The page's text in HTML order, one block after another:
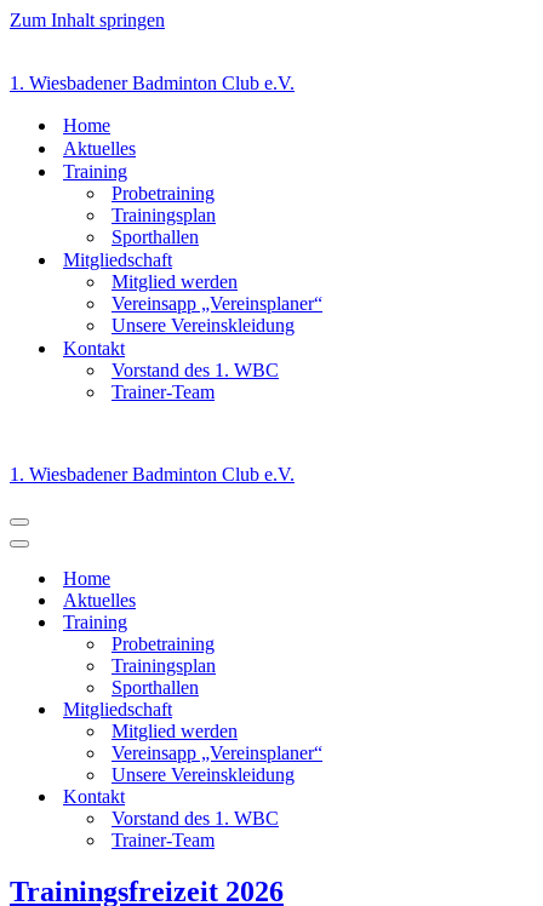
Zum Inhalt springen
1. Wiesbadener Badminton Club e.V.
Home
Aktuelles
Training
Probetraining
Trainingsplan
Sporthallen
Mitgliedschaft
Mitglied werden
Vereinsapp „Vereinsplaner“
Unsere Vereinskleidung
Kontakt
Vorstand des 1. WBC
Trainer-Team
1. Wiesbadener Badminton Club e.V.
Navigationsmenü
Navigationsmenü
Home
Aktuelles
Training
Probetraining
Trainingsplan
Sporthallen
Mitgliedschaft
Mitglied werden
Vereinsapp „Vereinsplaner“
Unsere Vereinskleidung
Kontakt
Vorstand des 1. WBC
Trainer-Team
Trainingsfreizeit 2026